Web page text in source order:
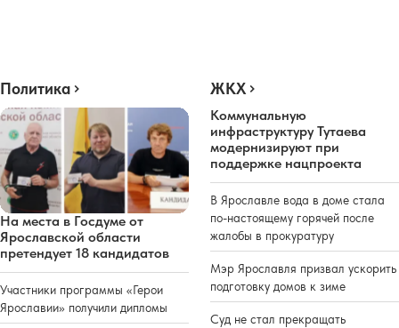
Политика
На места в Госдуме от
Ярославской области
претендует 18 кандидатов
Участники программы «Герои
Ярославии» получили дипломы
ЖКХ
Коммунальную
инфраструктуру Тутаева
модернизируют при
поддержке нацпроекта
В Ярославле вода в доме стала
по-настоящему горячей после
жалобы в прокуратуру
Мэр Ярославля призвал ускорить
подготовку домов к зиме
Суд не стал прекращать